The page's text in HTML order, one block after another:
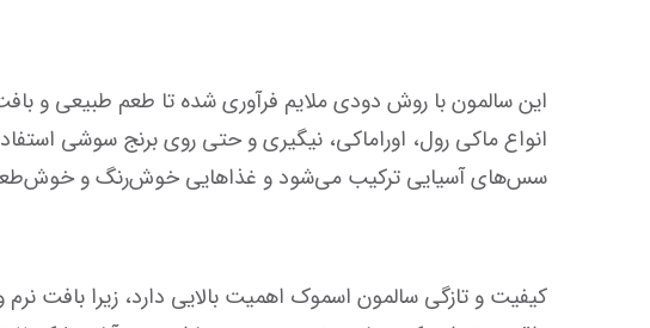
سس‌های آسیایی ترکیب می‌شود و غذاهایی خوش‌رنگ و خوش‌طعم ایجاد می‌کند.